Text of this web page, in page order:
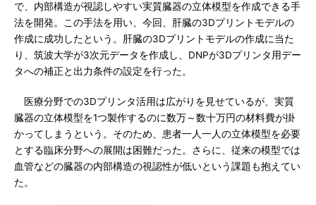
で、内部構造が視認しやすい実質臓器の立体模型を作成できる手
法を開発。この手法を用い、今回、肝臓の3Dプリントモデルの
作成に成功したという。肝臓の3Dプリントモデルの作成に当た
り、筑波大学が3次元データを作成し、DNPが3Dプリンタ用デー
タへの補正と出力条件の設定を行った。
医療分野での3Dプリンタ活用は広がりを見せているが、実質
臓器の立体模型を1つ製作するのに数万～数十万円の材料費が掛
かってしまうという。そのため、患者一人一人の立体模型を必要
とする臨床分野への展開は困難だった。さらに、従来の模型では
血管などの臓器の内部構造の視認性が低いという課題も抱えてい
た。